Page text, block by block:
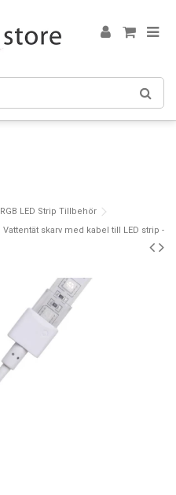
RGB LED Strip Tillbehör
Vattentät skarv med kabel till LED strip -